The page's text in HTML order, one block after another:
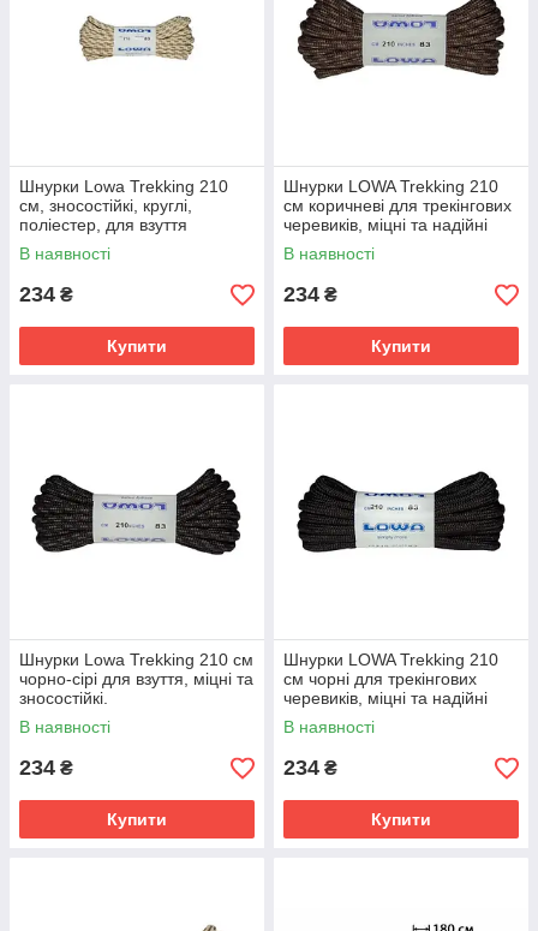
Шнурки Lowa Trekking 210
см, зносостійкі, круглі,
поліестер, для взуття
В наявності
234 ₴
Купити
Шнурки LOWA Trekking 210
см коричневі для трекінгових
черевиків, міцні та надійні
В наявності
234 ₴
Купити
Шнурки Lowa Trekking 210 см
чорнo-сірі для взуття, міцні та
зносостійкі.
В наявності
234 ₴
Купити
Шнурки LOWA Trekking 210
см чорні для трекінгових
черевиків, міцні та надійні
В наявності
234 ₴
Купити